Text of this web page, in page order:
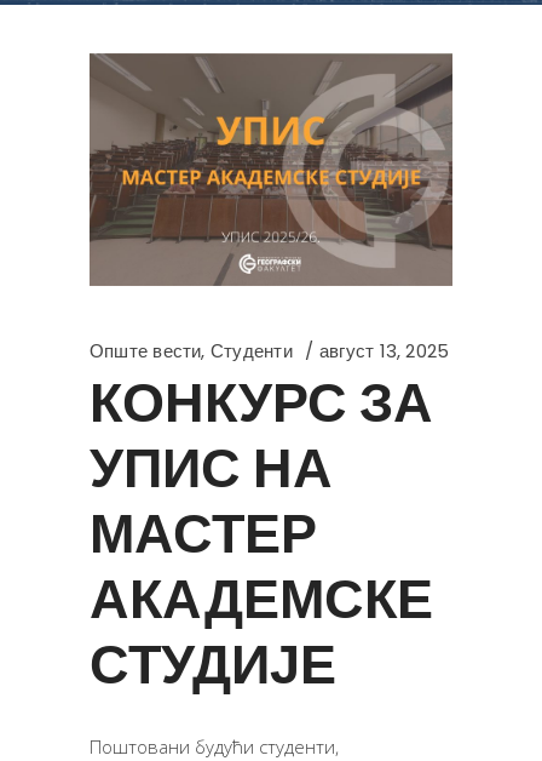
Опште вести, Студенти август 13, 2025
КОНКУРС ЗА
УПИС НА
МАСТЕР
АКАДЕМСКЕ
СТУДИЈЕ
Поштовани будући студенти,